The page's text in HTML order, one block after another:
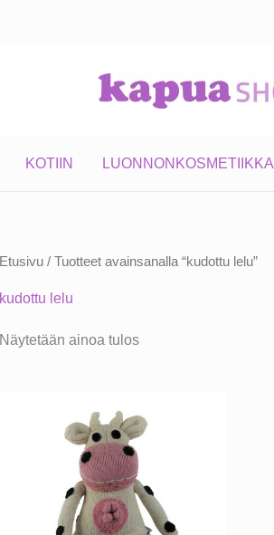
KOTIIN LUONNONKOSMETIIKKA
Etusivu / Tuotteet avainsanalla “kudottu lelu”
kudottu lelu
Näytetään ainoa tulos